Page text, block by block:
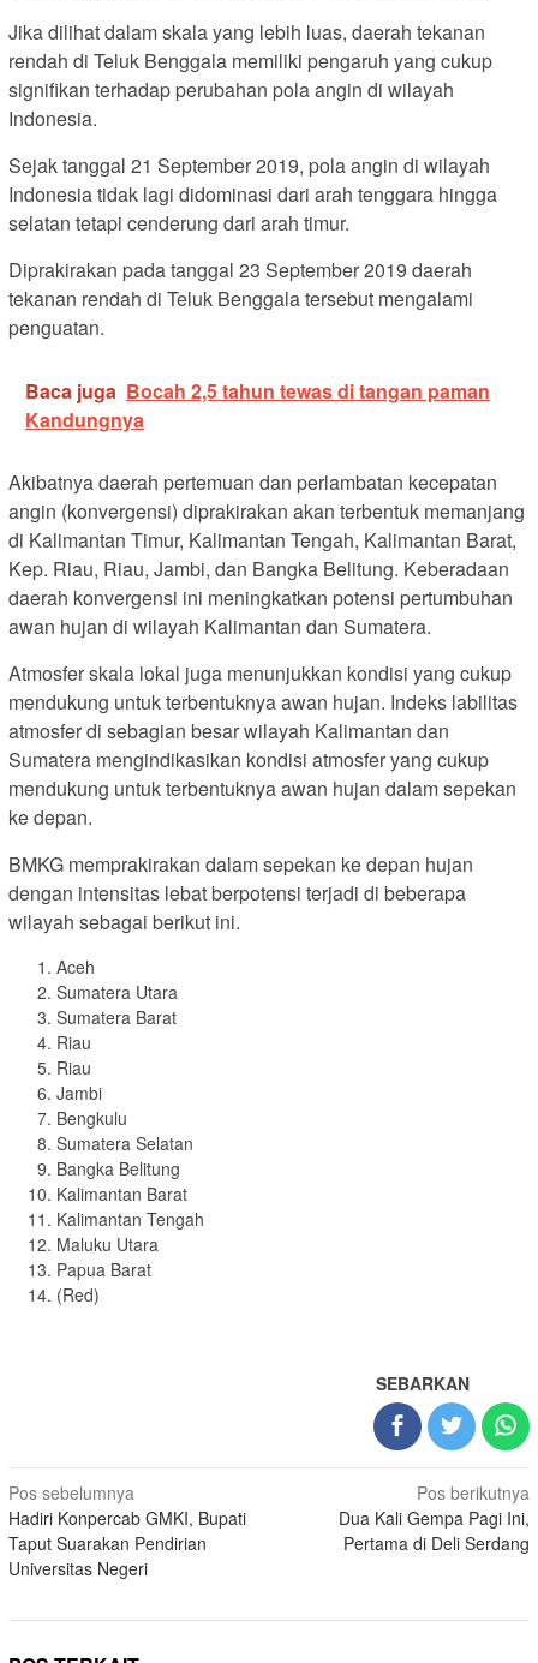
Jika dilihat dalam skala yang lebih luas, daerah tekanan
rendah di Teluk Benggala memiliki pengaruh yang cukup
signifikan terhadap perubahan pola angin di wilayah
Indonesia.
Sejak tanggal 21 September 2019, pola angin di wilayah
Indonesia tidak lagi didominasi dari arah tenggara hingga
selatan tetapi cenderung dari arah timur.
Diprakirakan pada tanggal 23 September 2019 daerah
tekanan rendah di Teluk Benggala tersebut mengalami
penguatan.
Baca juga Bocah 2,5 tahun tewas di tangan paman
Kandungnya
Akibatnya daerah pertemuan dan perlambatan kecepatan
angin (konvergensi) diprakirakan akan terbentuk memanjang
di Kalimantan Timur, Kalimantan Tengah, Kalimantan Barat,
Kep. Riau, Riau, Jambi, dan Bangka Belitung. Keberadaan
daerah konvergensi ini meningkatkan potensi pertumbuhan
awan hujan di wilayah Kalimantan dan Sumatera.
Atmosfer skala lokal juga menunjukkan kondisi yang cukup
mendukung untuk terbentuknya awan hujan. Indeks labilitas
atmosfer di sebagian besar wilayah Kalimantan dan
Sumatera mengindikasikan kondisi atmosfer yang cukup
mendukung untuk terbentuknya awan hujan dalam sepekan
ke depan.
BMKG memprakirakan dalam sepekan ke depan hujan
dengan intensitas lebat berpotensi terjadi di beberapa
wilayah sebagai berikut ini.
Aceh
Sumatera Utara
Sumatera Barat
Riau
Riau
Jambi
Bengkulu
Sumatera Selatan
Bangka Belitung
Kalimantan Barat
Kalimantan Tengah
Maluku Utara
Papua Barat
(Red)
SEBARKAN
Navigasi
pos
Pos sebelumnya
Hadiri Konpercab GMKI, Bupati
Taput Suarakan Pendirian
Universitas Negeri
Pos berikutnya
Dua Kali Gempa Pagi Ini,
Pertama di Deli Serdang